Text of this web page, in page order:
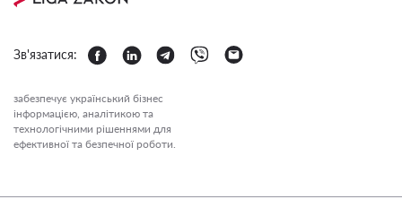
Зв'язатися:
забезпечує український бізнес
інформацією, аналітикою та
технологічними рішеннями для
ефективної та безпечної роботи.